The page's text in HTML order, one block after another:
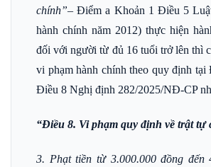
chính”–Điểm a Khoản 1 Điều 5
hành chính năm 2012) thực hiện
đối với người từ đủ 16 tuổi trở lên thì
vi phạm hành chính theo quy định tại
Điều 8 Nghị định 282/2025/NĐ-CP
“Điều 8. Vi phạm quy định về trật tự
3. Phạt tiền từ 3.000.000 đồng đến